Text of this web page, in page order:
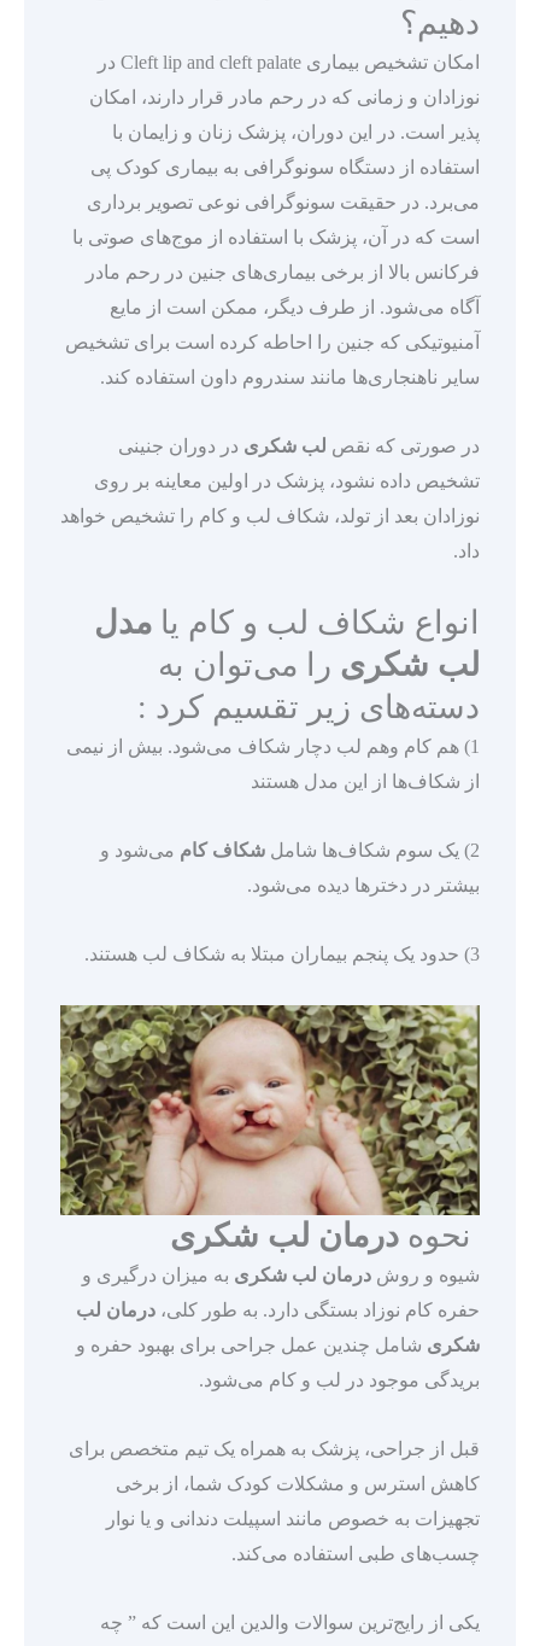
دهیم؟
امکان تشخیص بیماری Cleft lip and cleft palate در
نوزادان و زمانی که در رحم مادر قرار دارند، امکان
پذیر است. در این دوران، پزشک زنان و زایمان با
استفاده از دستگاه سونوگرافی به بیماری کودک پی
می‌برد. در حقیقت سونوگرافی نوعی تصویر برداری
است که در آن، پزشک با استفاده از موج‌های صوتی با
فرکانس بالا از برخی بیماری‌های جنین در رحم مادر
آگاه می‌شود. از طرف دیگر، ممکن است از مایع
آمنیوتیکی که جنین را احاطه کرده است برای تشخیص
سایر ناهنجاری‌ها مانند سندروم داون استفاده کند.
در صورتی که نقص لب شکری در دوران جنینی
تشخیص داده نشود، پزشک در اولین معاینه بر روی
نوزادان بعد از تولد، شکاف لب و کام را تشخیص خواهد
داد.
انواع شکاف لب و کام یا مدل
لب شکری را می‌توان به
دسته‌های زیر تقسیم کرد :
1) هم کام وهم لب دچار شکاف می‌شود. بیش از نیمی
از شکاف‌ها از این مدل هستند
2) یک سوم شکاف‌ها شامل شکاف کام می‌شود و
بیشتر در دخترها دیده می‌شود.
3) حدود یک پنجم بیماران مبتلا به شکاف لب هستند.
نحوه درمان لب شکری
شیوه و روش درمان لب شکری به میزان درگیری و
حفره کام نوزاد بستگی دارد. به طور کلی، درمان لب
شکری شامل چندین عمل جراحی برای بهبود حفره و
بریدگی موجود در لب و کام می‌شود.
قبل از جراحی، پزشک به همراه یک تیم متخصص برای
کاهش استرس و مشکلات کودک شما، از برخی
تجهیزات به خصوص مانند اسپیلت دندانی و یا نوار
چسب‌های طبی استفاده می‌کند.
یکی از رایج‌ترین سوالات والدین این است که ” چه